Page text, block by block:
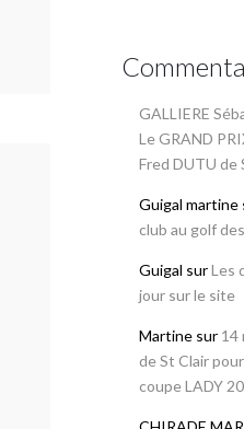
GALLIERE
Le GRAND
Fred DUTU de
Guigal martine
club au golf
Guigal surLes
jour sur le site
Martine sur 14
de St Clair
coupe LADY